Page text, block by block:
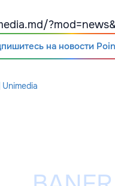
на новости
Unimedia